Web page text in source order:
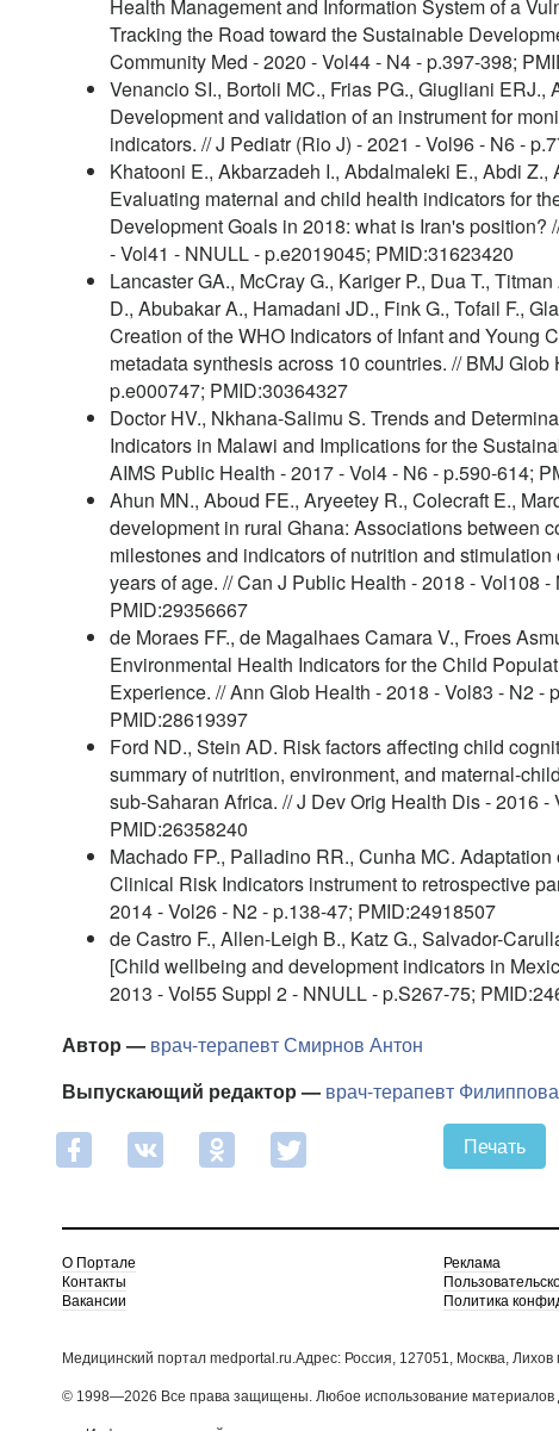
Health Management and Information System of a
Tracking the Road toward the Sustainable
Community Med - 2020 - Vol44 - N4 - p.397-398;
Venancio SI., Bortoli MC., Frias PG., Giugliani ERJ.,
Development and validation of an instrument for
indicators. // J Pediatr (Rio J) - 2021 - Vol96 - N6 -
Khatooni E., Akbarzadeh I., Abdalmaleki E., Abdi Z.,
Evaluating maternal and child health indicators for
Development Goals in 2018: what is Iran's position?
- Vol41 - NNULL - p.e2019045; PMID:31623420
Lancaster GA., McCray G., Kariger P., Dua T.,
D., Abubakar A., Hamadani JD., Fink G., Tofail F.,
Creation of the WHO Indicators of Infant and Young
metadata synthesis across 10 countries. // BMJ
p.e000747; PMID:30364327
Doctor HV., Nkhana-Salimu S. Trends and
Indicators in Malawi and Implications for the
AIMS Public Health - 2017 - Vol4 - N6 - p.590-614;
Ahun MN., Aboud FE., Aryeetey R., Colecraft E.,
development in rural Ghana: Associations between
milestones and indicators of nutrition and
years of age. // Can J Public Health - 2018 - Vol108 -
PMID:29356667
de Moraes FF., de Magalhaes Camara V., Froes
Environmental Health Indicators for the Child
Experience. // Ann Glob Health - 2018 - Vol83 - N2 -
PMID:28619397
Ford ND., Stein AD. Risk factors affecting child
summary of nutrition, environment, and maternal-
sub-Saharan Africa. // J Dev Orig Health Dis - 2016 -
PMID:26358240
Machado FP., Palladino RR., Cunha MC.
Clinical Risk Indicators instrument to retrospective
2014 - Vol26 - N2 - p.138-47; PMID:24918507
de Castro F., Allen-Leigh B., Katz G., Salvador-
[Child wellbeing and development indicators in
2013 - Vol55 Suppl 2 - NNULL - p.S267-75;
Автор — врач-терапевтСмирнов Антон
Выпускающий редактор — врач-терапевт
Печать
О Портале
Контакты
Вакансии
Реклама
Политика
Медицинский портал medportal.ru.Адрес: Россия, 127051, Москва,
© 1998—2026 Все права защищены. Любое использование материалов